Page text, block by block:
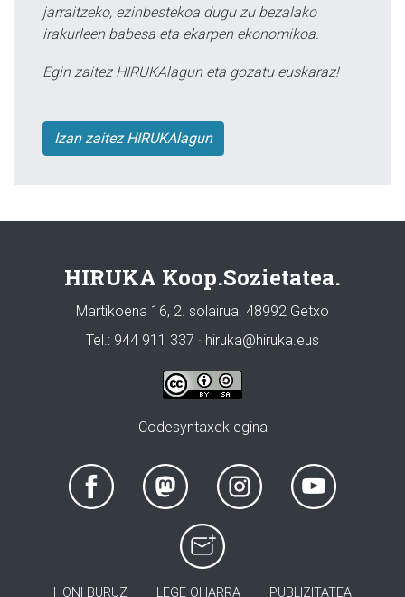
jarraitzeko, ezinbestekoa dugu zu bezalako
irakurleen babesa eta ekarpen ekonomikoa.
Egin zaitez HIRUKAlagun eta gozatu euskaraz!
Izan zaitez HIRUKAlagun
HIRUKA Koop.Sozietatea.
Martikoena 16, 2. solairua. 48992 Getxo
Tel.: 944 911 337 · hiruka@hiruka.eus
Codesyntaxek egina
HONI BURUZ LEGE OHARRA PUBLIZITATEA